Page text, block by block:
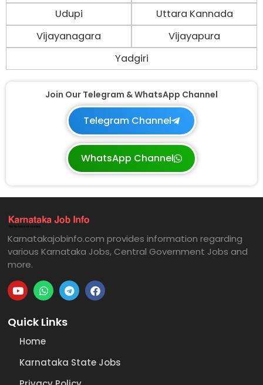
Udupi
Uttara Kannada
Vijayanagara
Vijayapura
Yadgiri
Join Our Telegram & WhatsApp Channel
Telegram Channel
WhatsApp Channel
Karnatakajobinfo.com provides information regarding
various Karnataka Jobs, Central Government Jobs and
more.
Quick Links
Home
Karnataka State Jobs